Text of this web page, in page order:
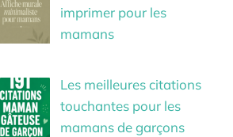
imprimer pour les
mamans
Les meilleures citations
touchantes pour les
mamans de garçons